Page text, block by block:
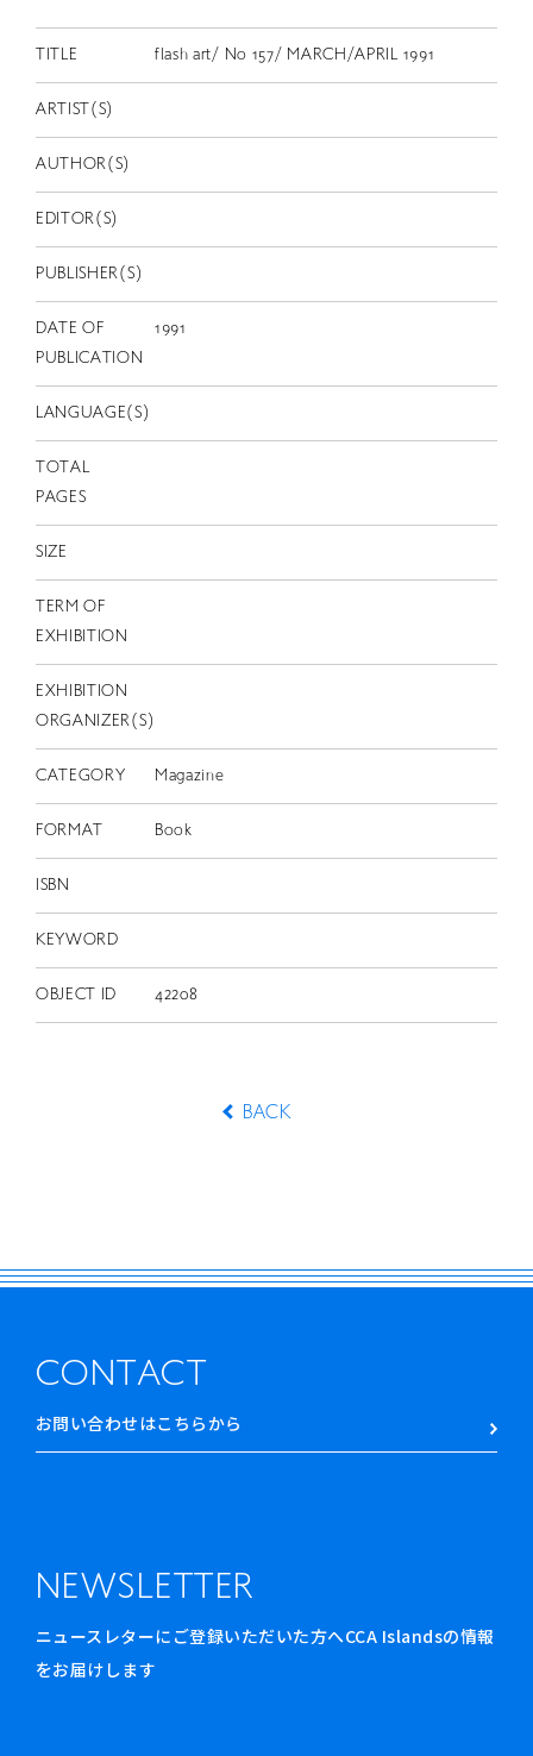
JP
EN
TITLE flash art/ No 157/ MARCH/APRIL 1991
ARTIST(S)
AUTHOR(S)
EDITOR(S)
PUBLISHER(S)
DATE OF
PUBLICATION
1991
LANGUAGE(S)
TOTAL
PAGES
SIZE
TERM OF
EXHIBITION
EXHIBITION
ORGANIZER(S)
CATEGORY Magazine
FORMAT Book
ISBN
KEYWORD
OBJECT ID 42208
BACK
CONTACT
お問い合わせはこちらから
NEWSLETTER
ニュースレターにご登録いただいた方へCCA Islandsの情報
をお届けします